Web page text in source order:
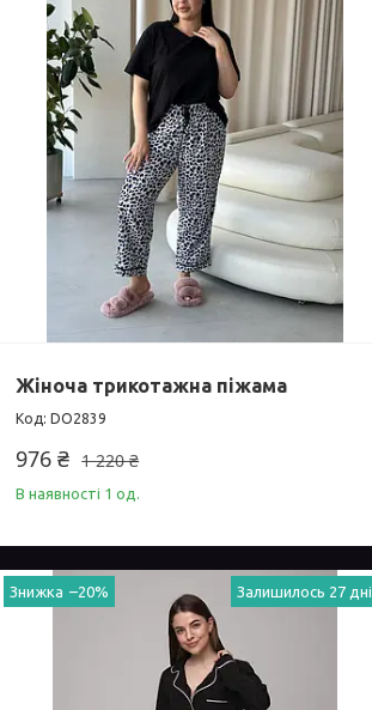
Жіноча трикотажна піжама
DO2839
1 220 ₴
976 ₴
В наявності 1 од.
–20% Залишилось 27